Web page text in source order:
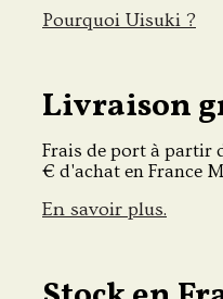
Pourquoi Uisuki ?
Livraison
Frais de port à partir
€ d'achat en France
En savoir plus.